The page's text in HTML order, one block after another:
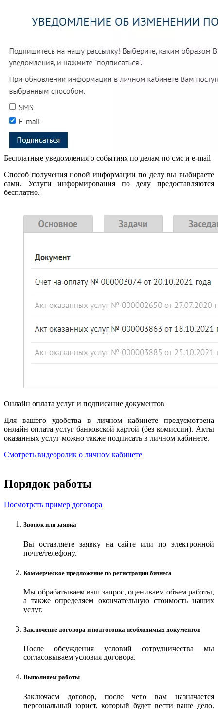
Бесплатные уведомления о событиях по делам по смс и e-mail
Способ получения новой информации по делу вы выбираете
сами. Услуги информирования по делу предоставляются
бесплатно.
Онлайн оплата услуг и подписание документов
Для вашего удобства в личном кабинете предусмотрена
онлайн оплата услуг банковской картой (без комиссии). Акты
оказанных услуг можно также подписать в личном кабинете.
Смотреть видеоролик о личном кабинете
Порядок работы
Посмотреть пример договора
Звонок или заявка
Вы оставляете заявку на сайте или по электронной
почте/телефону.
Коммерческое предложение по регистрации бизнеса
Мы обрабатываем ваш запрос, оцениваем объем работы,
а также определяем окончательную стоимость наших
услуг.
Заключение договора и подготовка необходимых документов
После обсуждения условий сотрудничества мы
согласовываем условия договора.
Выполняем работы
Заключаем договор, после чего вам назначается
персональный юрист, который будет вести ваше дело.